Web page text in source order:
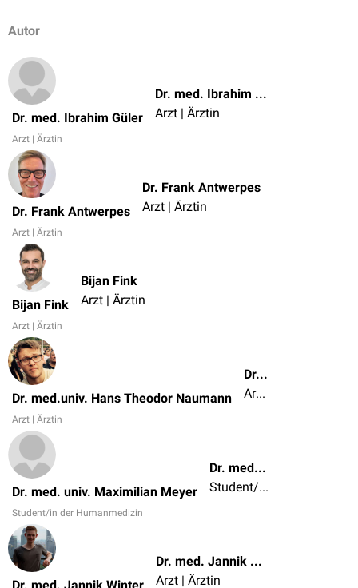
Autor
Dr. med. Ibrahim Güler
Arzt | Ärztin
Dr. med. Ibrahim Güler
Arzt | Ärztin
Dr. Frank Antwerpes
Arzt | Ärztin
Dr. Frank Antwerpes
Arzt | Ärztin
Bijan Fink
Arzt | Ärztin
Bijan Fink
Arzt | Ärztin
Dr. med.univ. Hans Theodor Naumann
Arzt | Ärztin
Dr. med.univ. Hans Theodor Naumann
Arzt | Ärztin
Dr. med. univ. Maximilian Meyer
Student/in der Humanmedizin
Dr. med. univ. Maximilian Meyer
Student/in der Humanmedizin
Dr. med. Jannik Winter
Arzt | Ärztin